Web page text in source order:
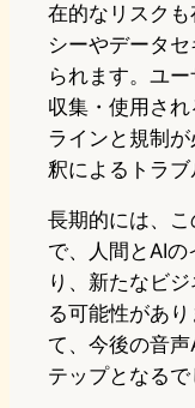
在的なリスク
シーやデータ
られます。ユ
収集・使用さ
ラインと規制
釈によるトラブ
長期的には、
で、人間とAIの
り、新たなビ
る可能性があ
て、今後の音
テップとなるで